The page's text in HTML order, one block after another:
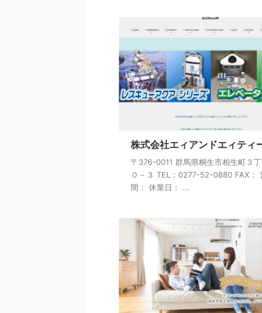
株式会社エィアンドエィティ
〒376-0011 群馬県桐生市相生町３丁
０－３ TEL：0277-52-0880 FAX：
間： 休業日： ...